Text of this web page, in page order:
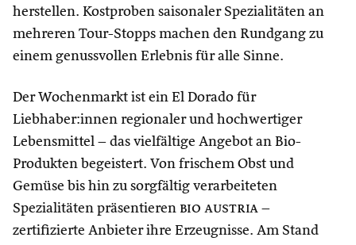
herstellen. Kostproben saisonaler Spezialitäten an
mehreren Tour-Stopps machen den Rundgang zu
einem genussvollen Erlebnis für alle Sinne.
Der Wochenmarkt ist ein El Dorado für
Liebhaber:innen regionaler und hochwertiger
Lebensmittel – das vielfältige Angebot an Bio-
Produkten begeistert. Von frischem Obst und
Gemüse bis hin zu sorgfältig verarbeiteten
Spezialitäten präsentieren bio austria –
zertifizierte Anbieter ihre Erzeugnisse. Am Stand